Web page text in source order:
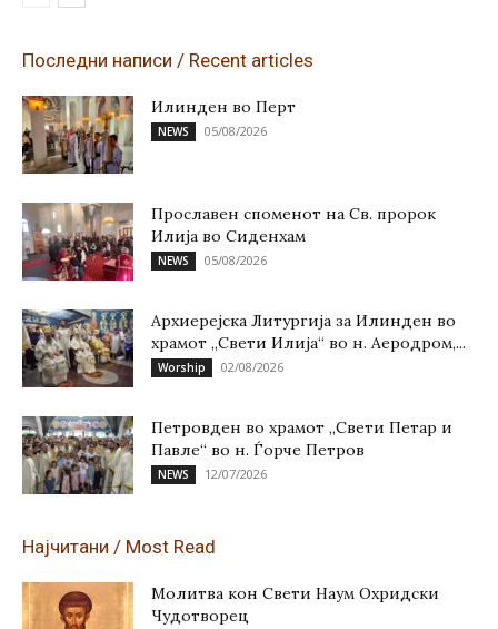
Последни написи / Recent articles
Илинден во Перт
NEWS 05/08/2026
Прославен споменот на Св. пророк
Илија во Сиденхам
NEWS 05/08/2026
Архиерејска Литургија за Илинден во
храмот „Свети Илија“ во н. Аеродром,...
Worship 02/08/2026
Петровден во храмот „Свети Петар и
Павле“ во н. Ѓорче Петров
NEWS 12/07/2026
Најчитани / Most Read
Молитва кон Свети Наум Охридски
Чудотворец